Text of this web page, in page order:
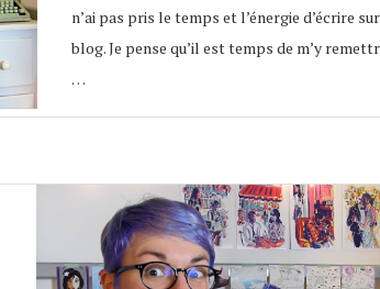
n’ai pas pris le temps et l’énergie d’écrire
blog. Je pense qu’il est temps de m’y
…